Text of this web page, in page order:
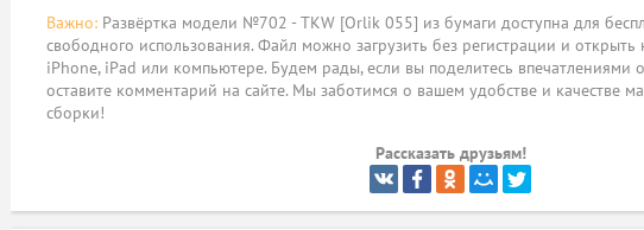
Важно: Развёртка модели №702 - TKW [Orlik 055] из бумаги доступна для
свободного использования. Файл можно загрузить без регистрации и открыть
iPhone, iPad или компьютере. Будем рады, если вы поделитесь впечатлениями
оставите комментарий на сайте. Мы заботимся о вашем удобстве и качестве
сборки!
Рассказать друзьям!